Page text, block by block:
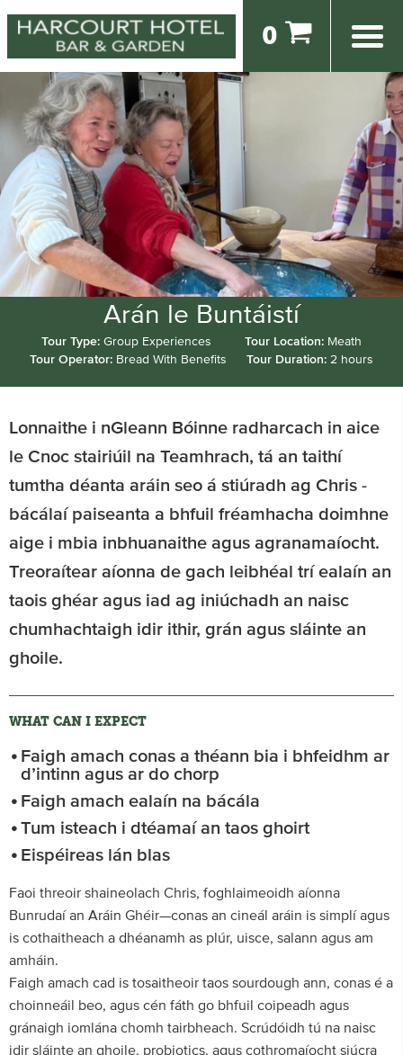
0
Arán le Buntáistí
Tour Type:Group Experiences Tour Location: Meath
Tour Operator: Bread With Benefits Tour Duration:2 hours
Lonnaithe i nGleann Bóinne radharcach in aice
le Cnoc stairiúil na Teamhrach, tá an taithí
tumtha déanta aráin seo á stiúradh ag Chris -
bácálaí paiseanta a bhfuil fréamhacha doimhne
aige i mbia inbhuanaithe agus agranamaíocht.
Treoraítear aíonna de gach leibhéal trí ealaín an
taois ghéar agus iad ag iniúchadh an naisc
chumhachtaigh idir ithir, grán agus sláinte an
ghoile.
WHAT CAN I EXPECT
Faigh amach conas a théann bia i bhfeidhm ar
d’intinn agus ar do chorp
Faigh amach ealaín na bácála
Tum isteach i dtéamaí an taos ghoirt
Eispéireas lán blas
Faoi threoir shaineolach Chris, foghlaimeoidh aíonna
Bunrudaí an Aráin Ghéir—conas an cineál aráin is simplí agus
is cothaitheach a dhéanamh as plúr, uisce, salann agus am
amháin.
Faigh amach cad is tosaitheoir taos sourdough ann, conas é a
choinneáil beo, agus cén fáth go bhfuil coipeadh agus
gránaigh iomlána chomh tairbheach. Scrúdóidh tú na naisc
idir sláinte an ghoile, probiotics, agus cothromaíocht siúcra